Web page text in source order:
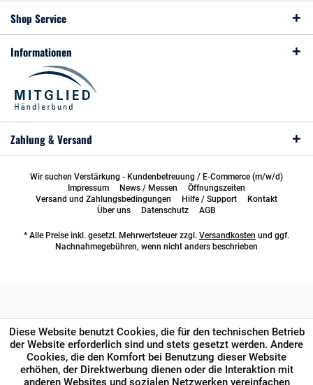
Shop Service
Informationen
Zahlung & Versand
Wir suchen Verstärkung - Kundenbetreuung / E-Commerce (m/w/d)
Impressum
News / Messen
Öffnungszeiten
Versand und Zahlungsbedingungen
Hilfe / Support
Kontakt
Über uns
Datenschutz AGB
* Alle Preise inkl. gesetzl. Mehrwertsteuer zzgl. Versandkosten und ggf.
Nachnahmegebühren, wenn nicht anders beschrieben
Diese Website benutzt Cookies, die für den technischen Betrieb
der Website erforderlich sind und stets gesetzt werden. Andere
Cookies, die den Komfort bei Benutzung dieser Website
erhöhen, der Direktwerbung dienen oder die Interaktion mit
anderen Websites und sozialen Netzwerken vereinfachen